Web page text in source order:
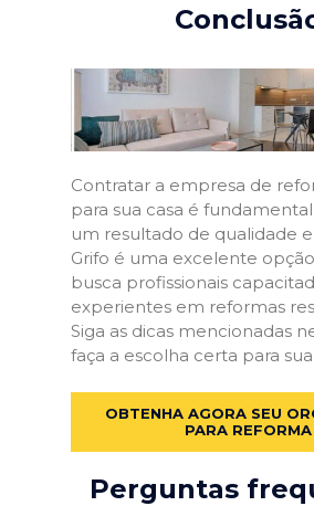
Contratar a empresa de
para sua casa é
um resultado de qualidade e
Grifo é uma excelente
busca profissionais
experientes em reformas
Siga as dicas mencionadas
faça a escolha certa para sua
OBTENHA AGORA SEU
PARA REFORMA
Perguntas